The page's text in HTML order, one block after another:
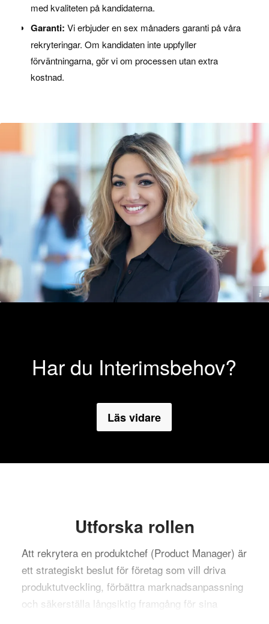
med kvaliteten på kandidaterna.
Garanti: Vi erbjuder en sex månaders garanti på våra
rekryteringar. Om kandidaten inte uppfyller
förväntningarna, gör vi om processen utan extra
kostnad.
Addilon
Har du Interimsbehov?
Läs vidare
Utforska rollen
Att rekrytera en produktchef (Product Manager) är
ett strategiskt beslut för företag som vill driva
produktutveckling, förbättra marknadsanpassning
och säkerställa långsiktig framgång för sina